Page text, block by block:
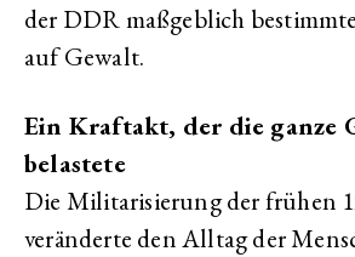
der DDR maßgeblich
auf Gewalt.
Ein Kraftakt, der die ganze
belastete
Die Militarisierung der frühen
veränderte den Alltag der